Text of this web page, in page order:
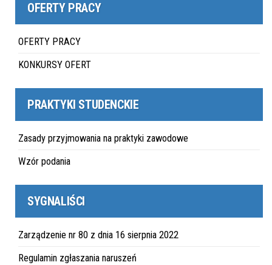
OFERTY PRACY
OFERTY PRACY
KONKURSY OFERT
PRAKTYKI STUDENCKIE
Zasady przyjmowania na praktyki zawodowe
Wzór podania
SYGNALIŚCI
Zarządzenie nr 80 z dnia 16 sierpnia 2022
Regulamin zgłaszania naruszeń